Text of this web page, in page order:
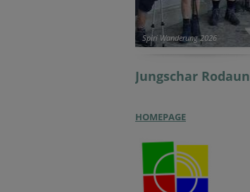
Spiri Wanderung 2026
Jungschar Rodaun
HOMEPAGE